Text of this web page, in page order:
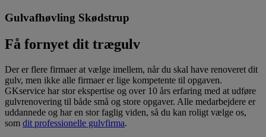
Gulvafhøvling Skødstrup
Få fornyet dit trægulv
Der er flere firmaer at vælge imellem, når du skal have renoveret dit
gulv, men ikke alle firmaer er lige kompetente til opgaven.
GKservice har stor ekspertise og over 10 års erfaring med at udføre
gulvrenovering til både små og store opgaver. Alle medarbejdere er
uddannede og har en stor faglig viden, så du kan roligt vælge os,
som dit professionelle gulvfirma.